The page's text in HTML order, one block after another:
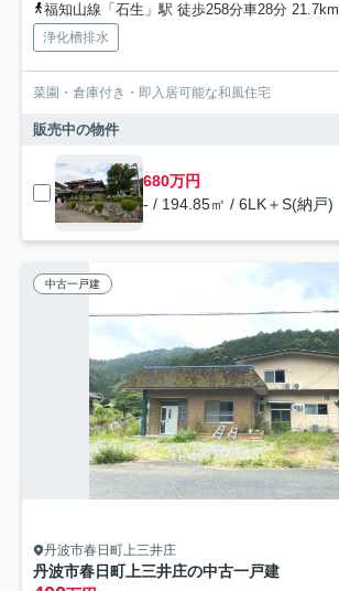
福知山線「石生」駅 徒歩258分車28分 21.7km
浄化槽排水
菜園・倉庫付き・即入居可能な和風住宅
販売中の物件
680万円
- / 194.85㎡ / 6LK＋S(納戸)
中古一戸建
丹波市春日町上三井庄
丹波市春日町上三井庄の中古一戸建